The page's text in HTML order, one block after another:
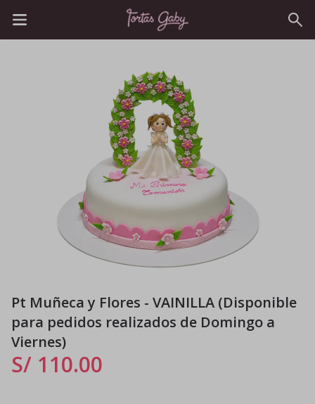
Pt Muñeca y Flores - VAINILLA (Disponible
para pedidos realizados de Domingo a
Viernes)
S/ 110.00